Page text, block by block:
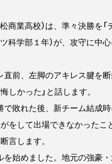
商業高校）は、準々決勝を
科学部１年）が、攻守に中
前、左脚のアキレス腱を
かった」と話します。
敗れた後、新チーム結成
をして出場できなかった
言します。
始めました。地元の強豪・